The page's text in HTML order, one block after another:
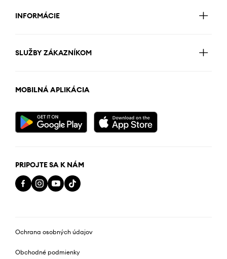
INFORMÁCIE
SLUŽBY ZÁKAZNÍKOM
MOBILNÁ APLIKÁCIA
PRIPOJTE SA K NÁM
Ochrana osobných údajov
Obchodné podmienky